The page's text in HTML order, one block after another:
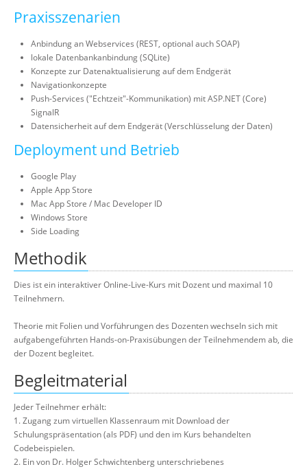
Praxisszenarien
Anbindung an Webservices (REST, optional auch SOAP)
lokale Datenbankanbindung (SQLite)
Konzepte zur Datenaktualisierung auf dem Endgerät
Navigationkonzepte
Push-Services ("Echtzeit"-Kommunikation) mit ASP.NET (Core)
SignalR
Datensicherheit auf dem Endgerät (Verschlüsselung der Daten)
Deployment und Betrieb
Google Play
Apple App Store
Mac App Store / Mac Developer ID
Windows Store
Side Loading
Methodik
Dies ist ein interaktiver Online-Live-Kurs mit Dozent und maximal 10
Teilnehmern.
Theorie mit Folien und Vorführungen des Dozenten wechseln sich mit
aufgabengeführten Hands-on-Praxisübungen der Teilnehmendem ab, die
der Dozent begleitet.
Begleitmaterial
Jeder Teilnehmer erhält:
1. Zugang zum virtuellen Klassenraum mit Download der
Schulungspräsentation (als PDF) und den im Kurs behandelten
Codebeispielen.
2. Ein von Dr. Holger Schwichtenberg unterschriebenes